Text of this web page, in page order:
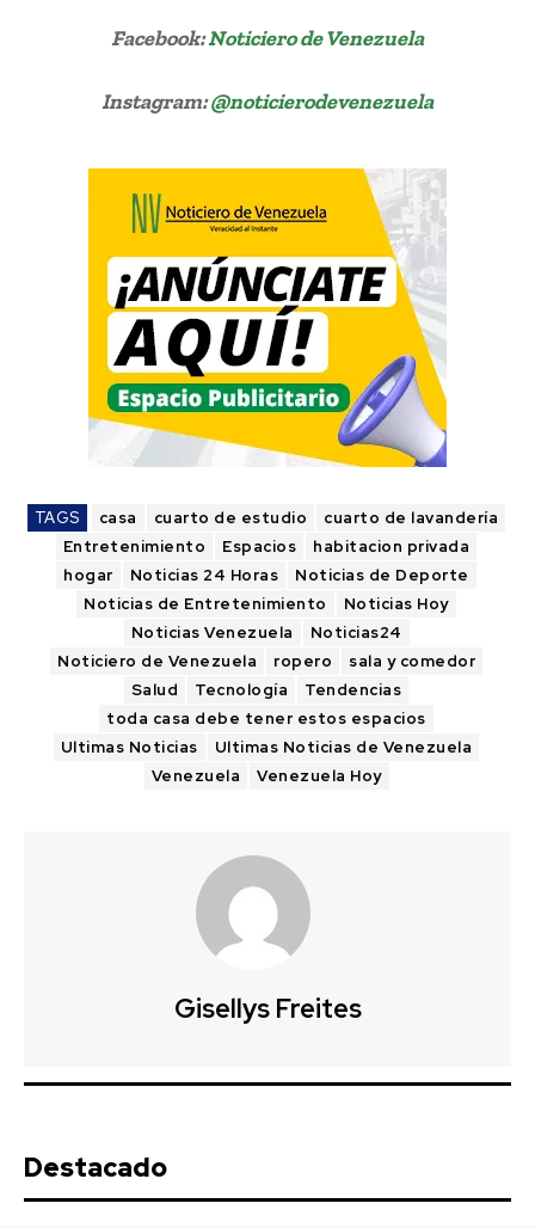
Facebook:Noticiero de Venezuela
Instagram:@noticierodevenezuela
TAGS casa cuarto de estudio
cuarto de lavandería
Entretenimiento
Espacios
habitacion privada
hogar
Noticias 24 Horas
Noticias de Deporte
Noticias de Entretenimiento
Noticias Hoy
Noticias Venezuela
Noticias24
Noticiero de Venezuela
ropero
sala y comedor
Salud
Tecnología
Tendencias
toda casa debe tener estos espacios
Ultimas Noticias
Ultimas Noticias de Venezuela
Venezuela
Venezuela Hoy
Gisellys Freites
Destacado